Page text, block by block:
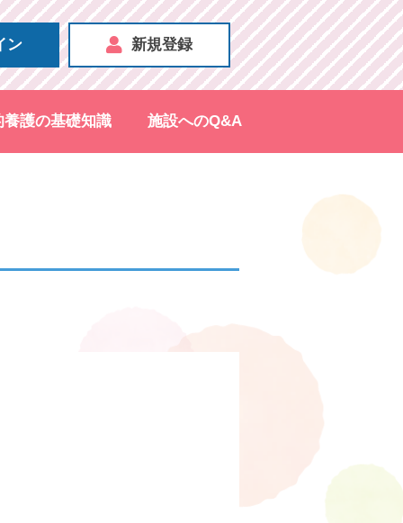
ン 新規登録
養護の基礎知識 施設へのQ&A